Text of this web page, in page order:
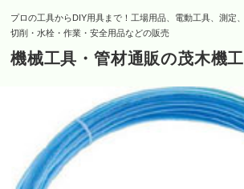
プロの工具からDIY用具まで！工場用品、電動工具、測定
切削・水栓・作業・安全用品などの販売
機械工具・管材通販の茂木機工